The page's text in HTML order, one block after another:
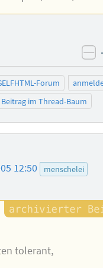
Forum
Beitrag im Thread-Baum
12:50 menschelei
tolerant,